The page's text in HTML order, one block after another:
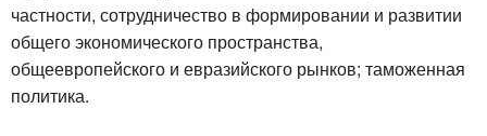
частности, сотрудничество в формировании и развитии
общего экономического пространства,
общеевропейского и евразийского рынков; таможенная
политика.